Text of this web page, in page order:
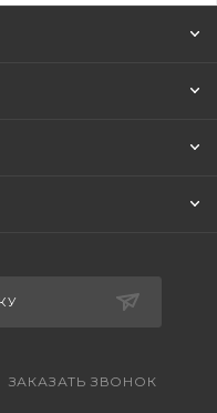
ЗАКАЗАТЬ ЗВОНОК